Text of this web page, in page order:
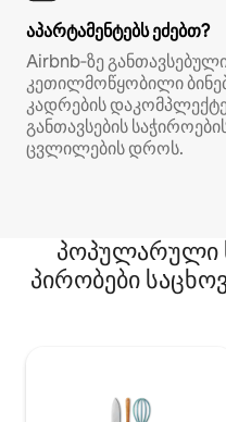
აპარტამენტებს ეძებთ?
Airbnb‑ზე
კეთილმოწყობილი
კადრების
განთავსების
ცვლილების დროს.
პოპულარული
პირობები